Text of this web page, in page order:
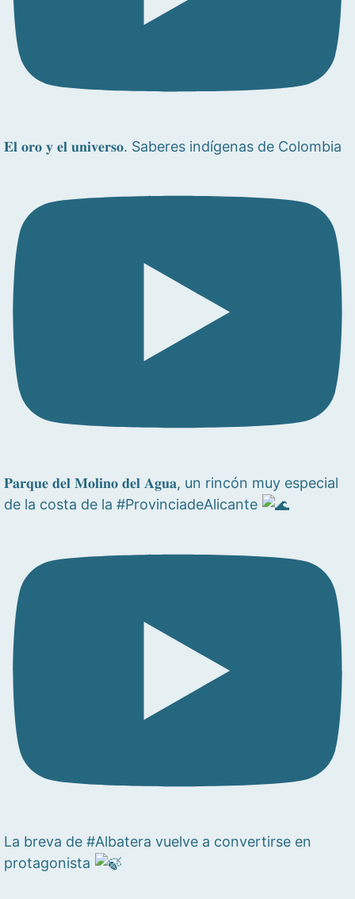
𝐄𝐥 𝐨𝐫𝐨 𝐲 𝐞𝐥 𝐮𝐧𝐢𝐯𝐞𝐫𝐬𝐨. Saberes indígenas de Colombia
𝐏𝐚𝐫𝐪𝐮𝐞 𝐝𝐞𝐥 𝐌𝐨𝐥𝐢𝐧𝐨 𝐝𝐞𝐥 𝐀𝐠𝐮𝐚, un rincón muy especial
de la costa de la #ProvinciadeAlicante
La breva de #Albatera vuelve a convertirse en
protagonista